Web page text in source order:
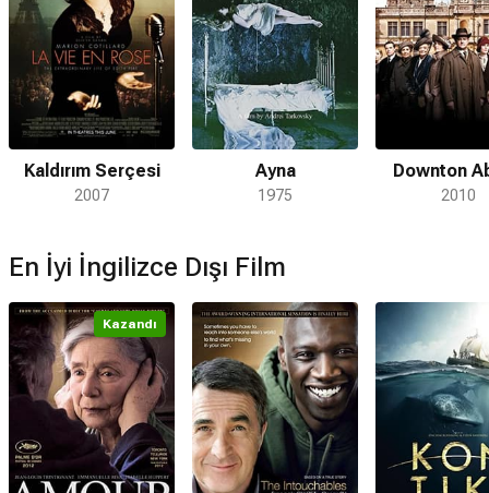
Kaldırım Serçesi
2007
Ayna
1975
Downton
2010
En İyi İngilizce Dışı Film
Kazandı